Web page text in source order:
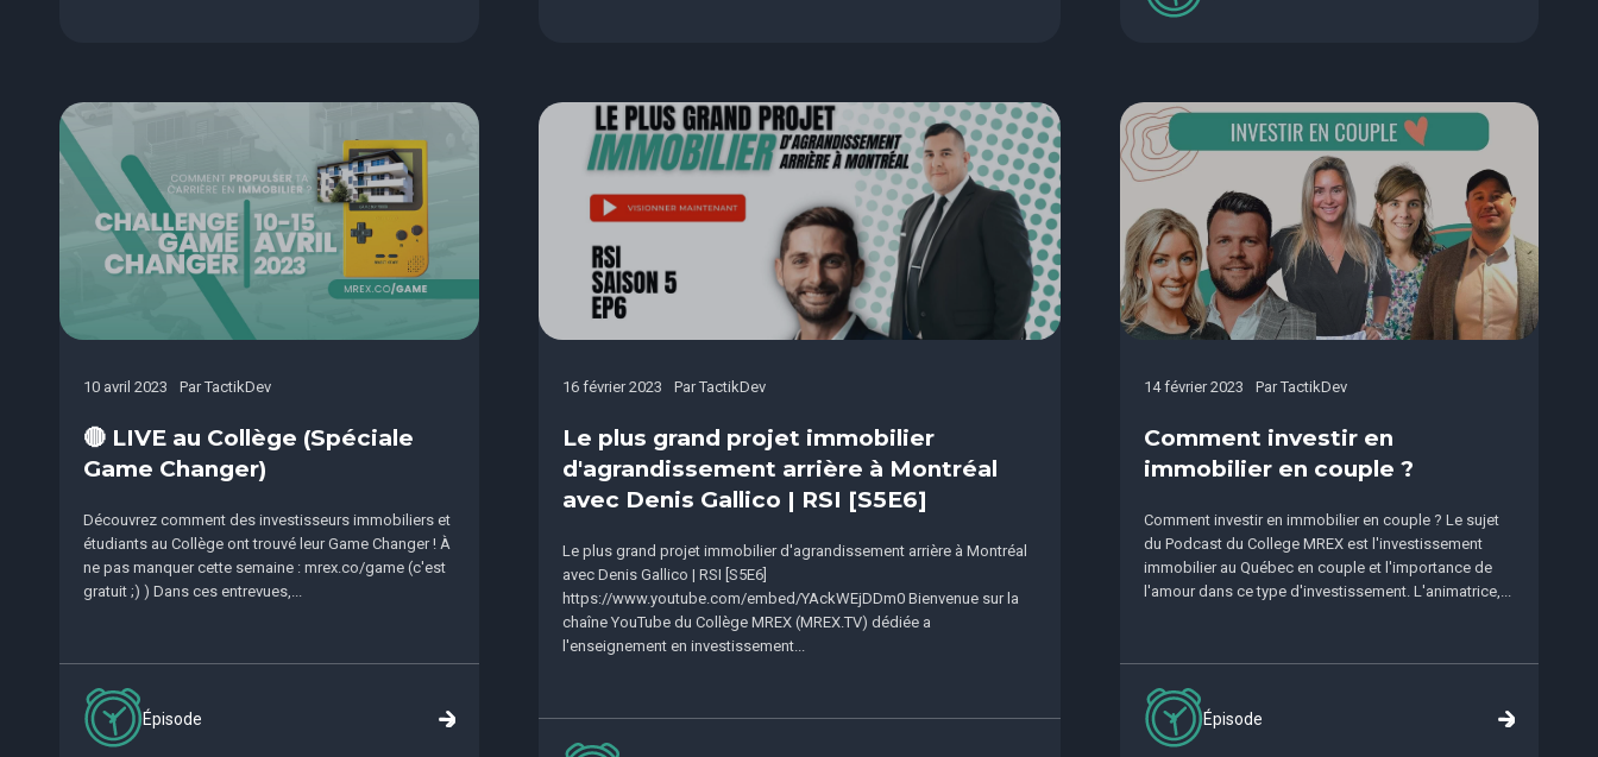
10 avril 2023 Par TactikDev
🔴 LIVE au Collège (Spéciale
Game Changer)
Découvrez comment des investisseurs immobiliers et
étudiants au Collège ont trouvé leur Game Changer ! À
ne pas manquer cette semaine : mrex.co/game (c'est
gratuit ;) ) Dans ces entrevues,...
Épisode
16 février 2023 Par TactikDev
Le plus grand projet immobilier
d'agrandissement arrière à Montréal
avec Denis Gallico | RSI [S5E6]
Le plus grand projet immobilier d'agrandissement arrière à Montréal
avec Denis Gallico | RSI [S5E6]
https://www.youtube.com/embed/YAckWEjDDm0 Bienvenue sur la
chaîne YouTube du Collège MREX (MREX.TV) dédiée a
l'enseignement en investissement...
14 février 2023 Par TactikDev
Comment investir en
immobilier en couple ?
Comment investir en immobilier en couple ? Le sujet
du Podcast du College MREX est l'investissement
immobilier au Québec en couple et l'importance de
l'amour dans ce type d'investissement. L'animatrice,...
Épisode